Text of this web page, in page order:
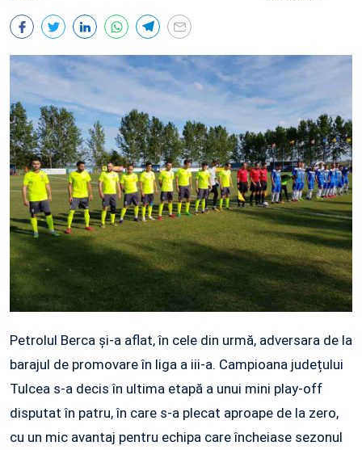
Petrolul Berca și-a aflat, în cele din urmă, adversara de la
barajul de promovare în liga a iii-a. Campioana județului
Tulcea s-a decis în ultima etapă a unui mini play-off
disputat în patru, în care s-a plecat aproape de la zero,
cu un mic avantaj pentru echipa care încheiase sezonul